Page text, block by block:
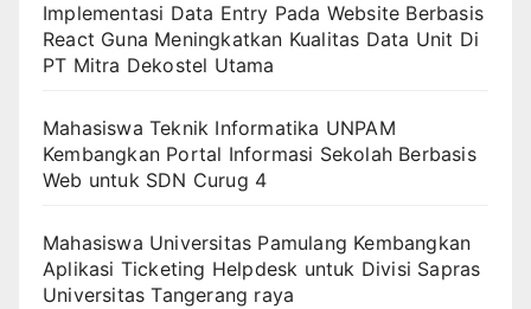
Implementasi Data Entry Pada Website Berbasis
React Guna Meningkatkan Kualitas Data Unit Di
PT Mitra Dekostel Utama
Mahasiswa Teknik Informatika UNPAM
Kembangkan Portal Informasi Sekolah Berbasis
Web untuk SDN Curug 4
Mahasiswa Universitas Pamulang Kembangkan
Aplikasi Ticketing Helpdesk untuk Divisi Sapras
Universitas Tangerang raya